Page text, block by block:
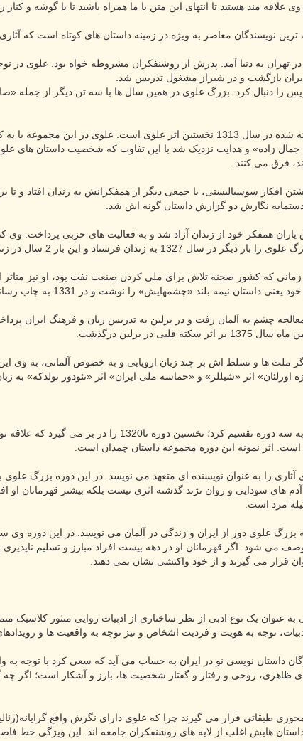
علاقه مند هستید تا انتهای این متن با ما همراه باشید تا با گوشه و
نویسندگان معاصر به ویژه در زمینه داستان های کوتاه است که
سال 1282 خورشیدی در تهران به دنیا آمد. پدرش از روشنفکران مشروطه خواه
بازگشت و در شیراز مشغول تدریس شد.
و کار تدریس را دنبال کرد. بزرگ علوی در همین سال ها با سه تن دیگر از
مجموعه داستان کوتاه «چمدان» نوشته شده در سال 1313 نخستین اثر علوی
زاده» و هدایت نزدیک شد با این تفاوت که شخصیت داستان های
فرق می کنند.
نگارش دو گزارش داستان گونه اش شد.
به زندان فرستاد و این بار 2 سال در زندان ماند.
شد و در زمانی که کشور صحنه تلاش برای ملی کردن صنعت نفت بود، او
داستان نیمه بلند «چشمهایش» را نوشت و در 1331 به چاپ رساند.
در برلین درگذشت.
ملت ها و تسلط اش بر چند زبان اروپایی و به خصوص آلمانی، به وی
اورلئان» اثر «شیللر» و «حماسه ملی ایران» اثر «تئودور نولدکه» به
آثار داستانی بزرگ علوی را می توان به سه دوره
اثر نمونه این دوره مجموعه داستان چمدان است.
است که وی آثاری را به عنوان نویسنده ای متعهد می نویسد. در این
آدم های سودایی و روان نژند گذشته اثری نیست بلکه بیشتر قهرمانان او
مرد است.
علوی دور از ایران و زندگی در آلمان می نویسد. در این دوره وی
شود. اگر قهرمانان او در دهه بیست افراد مبارز و تسلیم ناپذیری
قرار می گیرند و از خود واکنشی نشان نمی دهند.
عنوان یک نوع ادبی از نظر ساختاری از ادبیات روایی منثور
توجه به هویت و فردیت اشخاص و نیز توجه به واقعیت ها و
داستان نویسی نو در ایران به حساب می آید که سعی کرد با توجه به
ظاهری، روحی و رفتار و گفتار شخصیت ها، بارز و آشکار است؛ اگر
طبقاتی قرار می گیرند چرا که علوی دارای نگرش واقع
هایش اغلب از لایه های روشنفکران جامعه اند. این ویژگی خط